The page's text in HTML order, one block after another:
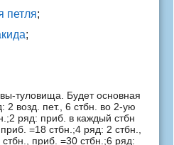
петля;
;
туловища. Будет основная
2 возд. пет., 6 стбн. во 2-ую
ряд: приб. в каждый стбн
=18 стбн.;4 ряд: 2 стбн.,
приб. =30 стбн.;6 ряд: